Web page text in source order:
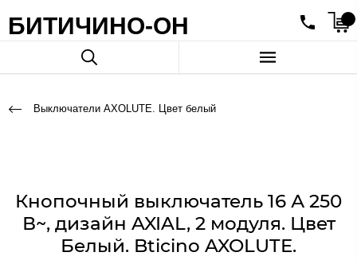
БИТИЧИНО-ОН
Выключатели AXOLUTE. Цвет белый
Кнопочный выключатель 16 А 250
В~, дизайн AXIAL, 2 модуля. Цвет
Белый. Bticino AXOLUTE.